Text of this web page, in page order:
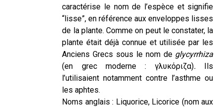
caractérise le nom de l’espèce et signifie
“lisse”, en référence aux enveloppes lisses
de la plante. Comme on peut le constater, la
plante était déjà connue et utilisée par les
Anciens Grecs sous le nom de glycyrrhiza
(en grec moderne : γλυκόριζα). Ils
l’utilisaient notamment contre l’asthme ou
les aphtes.
Noms anglais : Liquorice, Licorice (nom aux